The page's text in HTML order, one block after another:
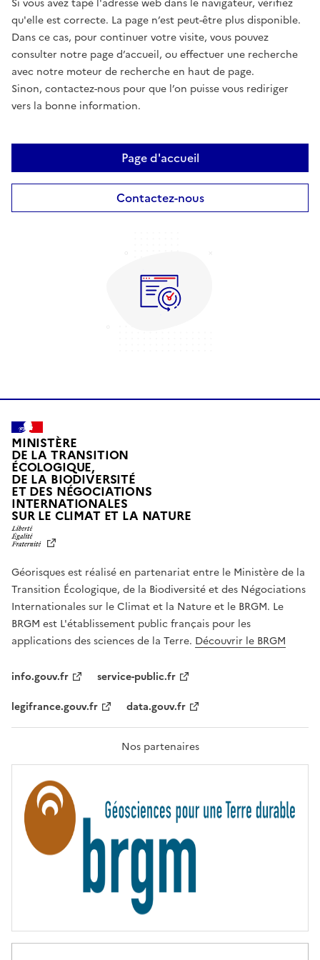
Si vous avez tapé l'adresse web dans le navigateur, vérifiez
qu'elle est correcte. La page n’est peut-être plus disponible.
Dans ce cas, pour continuer votre visite, vous pouvez
consulter notre page d’accueil, ou effectuer une recherche
avec notre moteur de recherche en haut de page.
Sinon, contactez-nous pour que l’on puisse vous rediriger
vers la bonne information.
Page d'accueil
Contactez-nous
MINISTÈRE
DE LA TRANSITION
ÉCOLOGIQUE,
DE LA BIODIVERSITÉ
ET DES NÉGOCIATIONS
INTERNATIONALES
SUR LE CLIMAT ET LA NATUREL
T
É
,
É
G
A
L
F
A
T
R
T
É
Géorisques est réalisé en partenariat entre le Ministère de la
Transition Écologique, de la Biodiversité et des Négociations
Internationales sur le Climat et la Nature et le BRGM. Le
BRGM est L'établissement public français pour les
applications des sciences de la Terre. Découvrir le BRGM
info.gouv.fr
service-public.fr
legifrance.gouv.fr
data.gouv.fr
Nos partenaires